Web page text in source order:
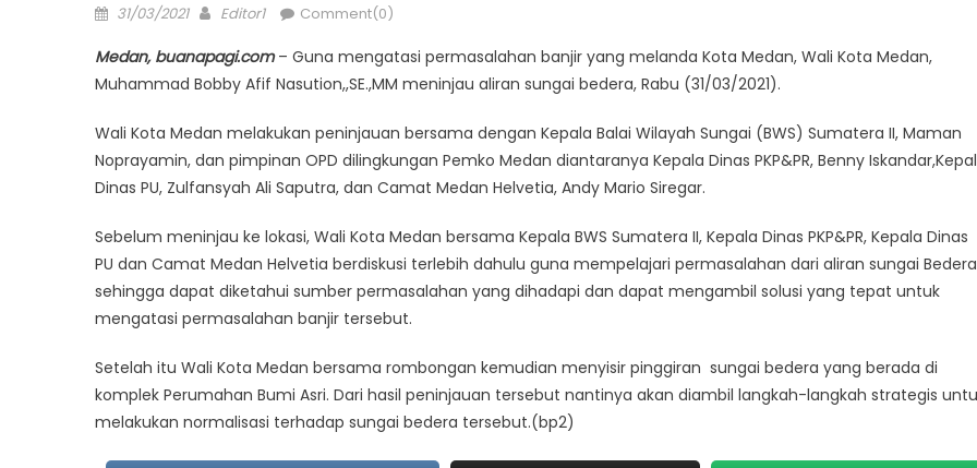
Posted
31/03/2021 Author
Editor1 Comment(0)
Medan, buanapagi.com– Guna mengatasi permasalahan banjir yang melanda Kota Medan, Wali Kota Medan,
Muhammad Bobby Afif Nasution,,SE.,MM meninjau aliran sungai bedera, Rabu (31/03/2021).
Wali Kota Medan melakukan peninjauan bersama dengan Kepala Balai Wilayah Sungai (BWS) Sumatera II, Maman
Noprayamin, dan pimpinan OPD dilingkungan Pemko Medan diantaranya Kepala Dinas PKP&PR, Benny
Dinas PU, Zulfansyah Ali Saputra, dan Camat Medan Helvetia, Andy Mario Siregar.
Sebelum meninjau ke lokasi, Wali Kota Medan bersama Kepala BWS Sumatera II, Kepala Dinas PKP&PR, Kepala Dinas
PU dan Camat Medan Helvetia berdiskusi terlebih dahulu guna mempelajari permasalahan dari aliran sungai Bedera
sehingga dapat diketahui sumber permasalahan yang dihadapi dan dapat mengambil solusi yang tepat untuk
mengatasi permasalahan banjir tersebut.
Setelah itu Wali Kota Medan bersama rombongan kemudian menyisir pinggiran sungai bedera yang berada di
komplek Perumahan Bumi Asri. Dari hasil peninjauan tersebut nantinya akan diambil langkah-langkah strategis
melakukan normalisasi terhadap sungai bedera tersebut.(bp2)